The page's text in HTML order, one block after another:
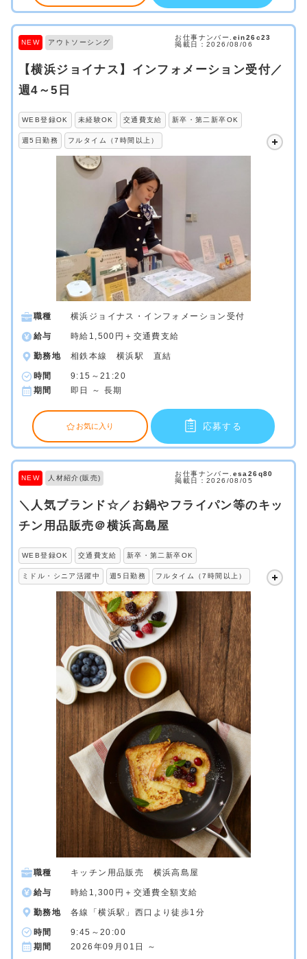
NEW アウトソーシング
お仕事ナンバー. ein26c23
掲載日：2026/08/06
【横浜ジョイナス】インフォメーション受付／
週4～5日
WEB登録OK 未経験OK 交通費支給 新卒・第二新卒OK
週5日勤務 フルタイム（7時間以上）
職種 横浜ジョイナス・インフォメーション受付
給与 時給1,500円＋交通費支給
勤務地 相鉄本線 横浜駅 直結
時間
9:15～21:20
期間
即日 ～ 長期
お気に入り 応募する
NEW 人材紹介(販売)
お仕事ナンバー. esa26q80
掲載日：2026/08/05
＼人気ブランド☆／お鍋やフライパン等のキッ
チン用品販売＠横浜高島屋
WEB登録OK 交通費支給 新卒・第二新卒OK
ミドル・シニア活躍中 週5日勤務 フルタイム（7時間以上）
職種 キッチン用品販売 横浜高島屋
給与 時給1,300円＋交通費全額支給
勤務地 各線「横浜駅」西口より徒歩1分
時間
9:45～20:00
期間
2026年09月01日 ～